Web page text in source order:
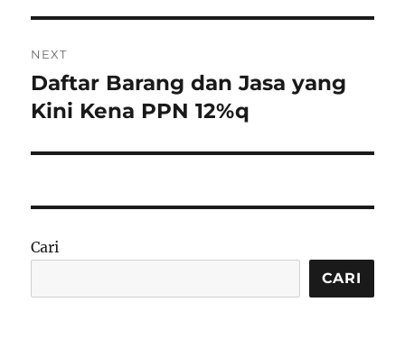
NEXT
Next
post:
Daftar Barang dan Jasa yang
Kini Kena PPN 12%q
Cari
CARI